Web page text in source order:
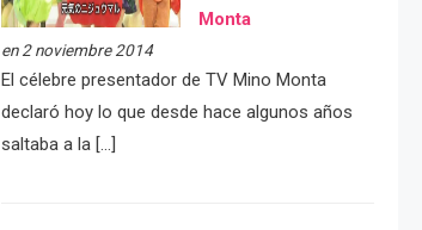
Monta
en 2 noviembre 2014
El célebre presentador de TV Mino Monta
declaró hoy lo que desde hace algunos años
saltaba a la […]